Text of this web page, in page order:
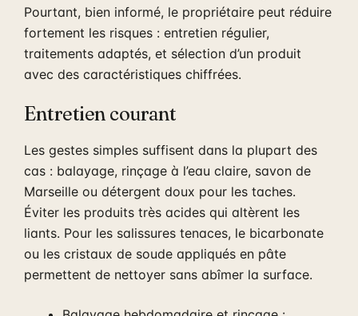
Pourtant, bien informé, le propriétaire peut réduire
fortement les risques : entretien régulier,
traitements adaptés, et sélection d’un produit
avec des caractéristiques chiffrées.
Entretien courant
Les gestes simples suffisent dans la plupart des
cas : balayage, rinçage à l’eau claire, savon de
Marseille ou détergent doux pour les taches.
Éviter les produits très acides qui altèrent les
liants. Pour les salissures tenaces, le bicarbonate
ou les cristaux de soude appliqués en pâte
permettent de nettoyer sans abîmer la surface.